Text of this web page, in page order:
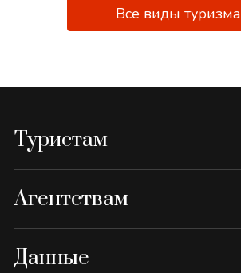
Все виды туризма
Туристам
Агентствам
Данные